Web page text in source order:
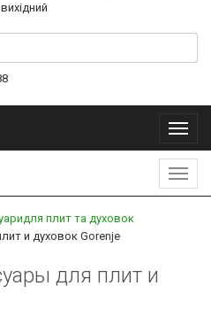
Меню
плит та духовок
и духовок Gorenje
для плит и